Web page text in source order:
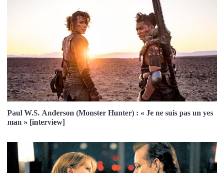
Paul W.S. Anderson (Monster Hunter) : « Je ne suis pas un yes
man » [interview]